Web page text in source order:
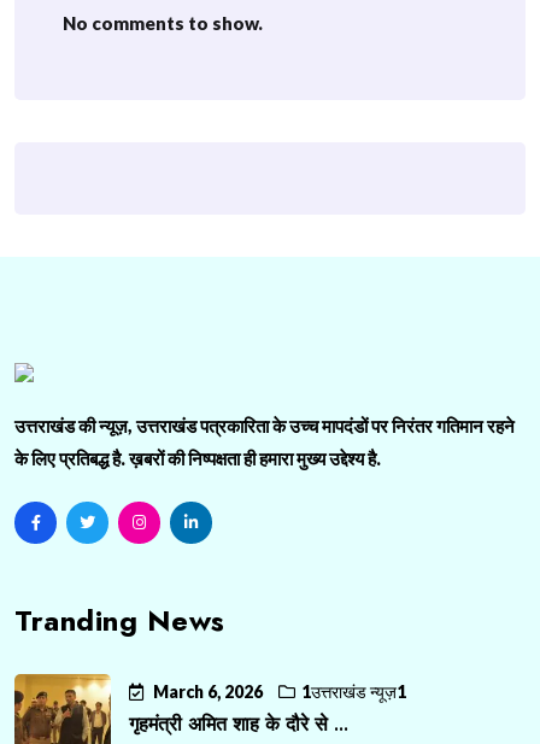
No comments to show.
उत्तराखंड की न्यूज़, उत्तराखंड पत्रकारिता के उच्च मापदंडों पर निरंतर गतिमान रहने
के लिए प्रतिबद्ध है. ख़बरों की निष्पक्षता ही हमारा मुख्य उद्देश्य है.
Tranding News
March 6, 2026 1उत्तराखंड न्यूज़1
गृहमंत्री अमित शाह के दौरे से ...